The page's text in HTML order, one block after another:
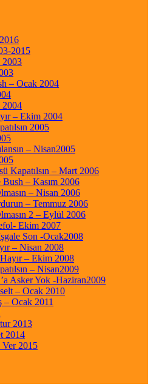
2015
2003
– Ocak 2004
2004
– Ekim 2004
2005
– Nisan2005
Kapatılsın – Mart 2006
– Kasım 2006
– Nisan 2006
– Temmuz 2006
2 – Eylül 2006
Ekim 2007
Son -Ocak2008
– Nisan 2008
– Ekim 2008
– Nisan2009
Asker Yok -Haziran2009
– Ocak 2010
– Ocak 2011
2013
2014
Ver 2015